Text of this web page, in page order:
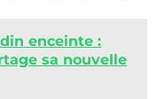
enceinte :
sa nouvelle